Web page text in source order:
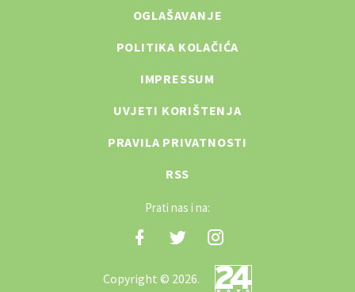
OGLAŠAVANJE
POLITIKA KOLAČIĆA
IMPRESSUM
UVJETI KORIŠTENJA
PRAVILA PRIVATNOSTI
RSS
Prati nas i na:
Copyright © 2026.